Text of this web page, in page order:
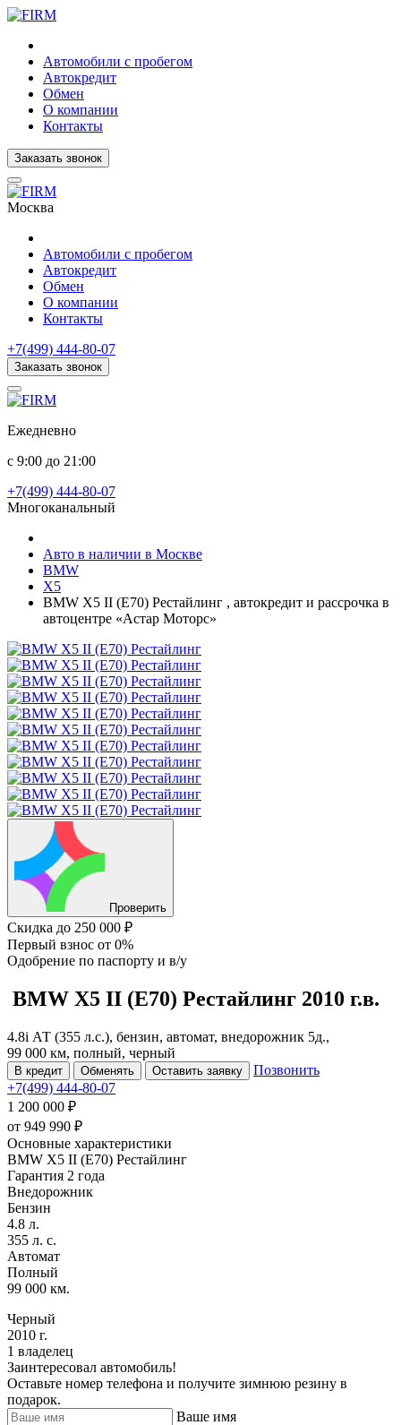
Автомобили с пробегом
Автокредит
Обмен
О компании
Контакты
Заказать звонок
Москва
Автомобили с пробегом
Автокредит
Обмен
О компании
Контакты
+7(499) 444-80-07
Заказать звонок
Ежедневно
с 9:00 до 21:00
+7(499) 444-80-07
Многоканальный
Авто в наличии в Москве
BMW
X5
BMW X5 II (E70) Рестайлинг , автокредит и рассрочка в
автоцентре «Астар Моторс»
Проверить
Скидка до 250 000 ₽
Первый взнос от 0%
Одобрение по паспорту и в/у
BMW X5 II (E70) Рестайлинг 2010 г.в.
4.8i АТ (355 л.с.), бензин, автомат, внедорожник 5д.,
99 000 км, полный, черный
В кредит Обменять Оставить заявку
Позвонить
+7(499) 444-80-07
1 200 000 ₽
от 949 990 ₽
Основные характеристики
BMW X5 II (E70) Рестайлинг
Гарантия 2 года
Внедорожник
Бензин
4.8 л.
355 л. с.
Автомат
Полный
99 000 км.
Черный
2010 г.
1 владелец
Заинтересовал автомобиль!
Оставьте номер телефона и получите зимнюю резину в
подарок.
Ваше имя